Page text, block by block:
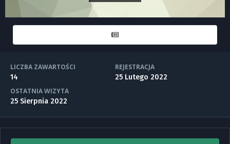
LICZBA ZAWARTOŚCI
14
REJESTRACJA
25 Lutego 2022
OSTATNIA WIZYTA
25 Sierpnia 2022